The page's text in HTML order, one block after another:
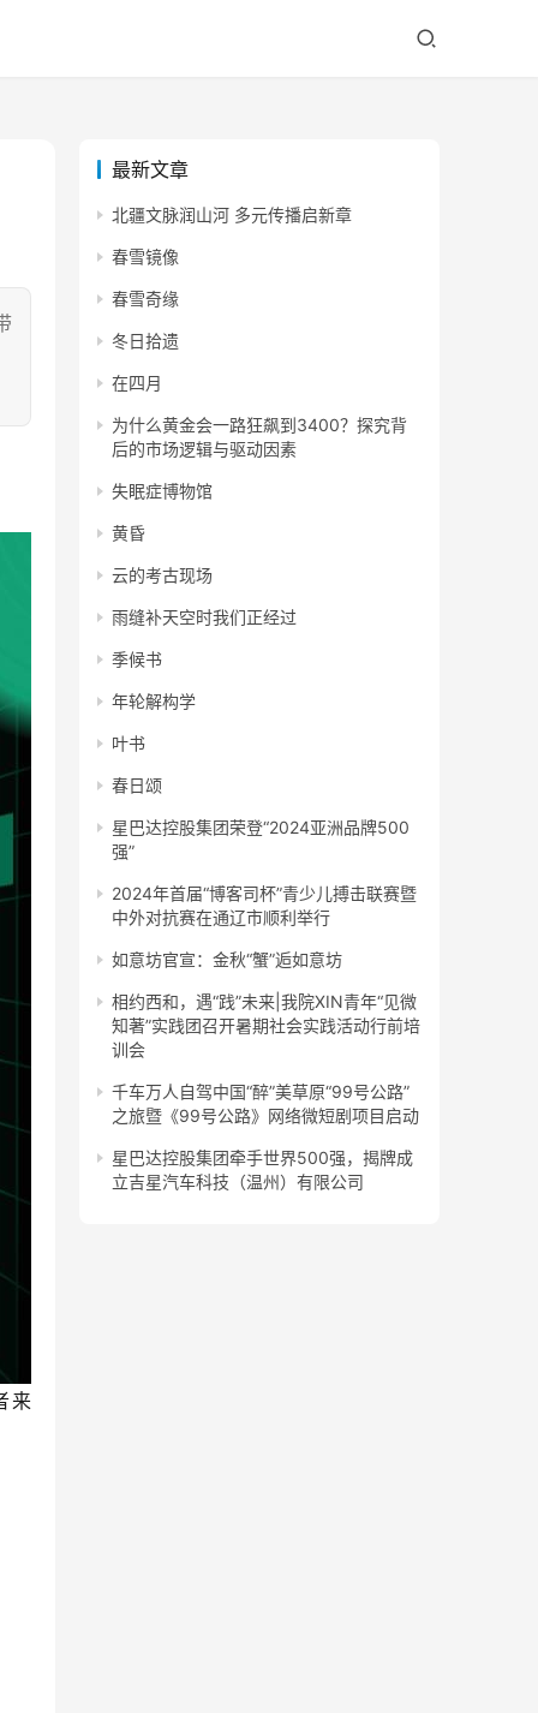
来
最新文章
北疆文脉润山河 多元传播启新章
春雪镜像
春雪奇缘
冬日拾遗
在四月
为什么黄金会一路狂飙到3400？探究背
后的市场逻辑与驱动因素
失眠症博物馆
黄昏
云的考古现场
雨缝补天空时我们正经过
季候书
年轮解构学
叶书
春日颂
星巴达控股集团荣登“2024亚洲品牌500
强”
2024年首届“博客司杯”青少儿搏击联赛暨
中外对抗赛在通辽市顺利举行
如意坊官宣：金秋“蟹”逅如意坊
相约西和，遇“践”未来|我院XIN青年“见微
知著”实践团召开暑期社会实践活动行前培
训会
千车万人自驾中国“醉”美草原“99号公路”
之旅暨《99号公路》网络微短剧项目启动
星巴达控股集团牵手世界500强，揭牌成
立吉星汽车科技（温州）有限公司